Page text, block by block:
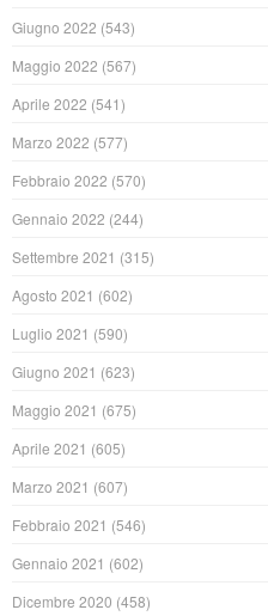
Giugno 2022 (543)
Maggio 2022 (567)
Aprile 2022 (541)
Marzo 2022 (577)
Febbraio 2022 (570)
Gennaio 2022 (244)
Settembre 2021 (315)
Agosto 2021 (602)
Luglio 2021 (590)
Giugno 2021 (623)
Maggio 2021 (675)
Aprile 2021 (605)
Marzo 2021 (607)
Febbraio 2021 (546)
Gennaio 2021 (602)
Dicembre 2020 (458)